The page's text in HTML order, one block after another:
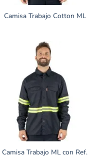
Camisa Trabajo Cotton ML
Camisa Trabajo ML con Ref.